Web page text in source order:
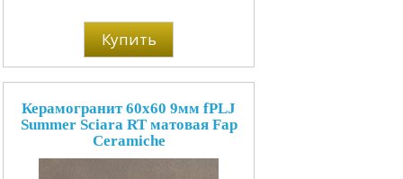
Купить
Керамогранит 60x60 9мм fPLJ
Summer Sciara RT матовая Fap
Ceramiche